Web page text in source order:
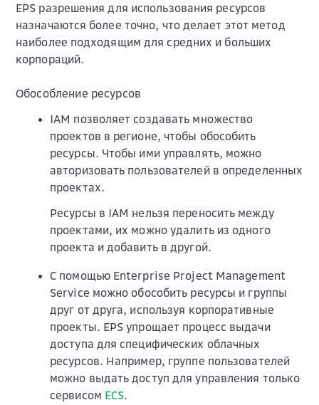
EPS разрешения для использования ресурсов
назначаются более точно, что делает этот метод
наиболее подходящим для средних и больших
корпораций.
Обособление ресурсов
IAM позволяет создавать множество
проектов в регионе, чтобы обособить
ресурсы. Чтобы ими управлять, можно
авторизовать пользователей в определенных
проектах.
Ресурсы в IAM нельзя переносить между
проектами, их можно удалить из одного
проекта и добавить в другой.
С помощью Enterprise Project Management
Service можно обособить ресурсы и группы
друг от друга, используя корпоративные
проекты. EPS упрощает процесс выдачи
доступа для специфических облачных
ресурсов. Например, группе пользователей
можно выдать доступ для управления только
сервисом ECS.